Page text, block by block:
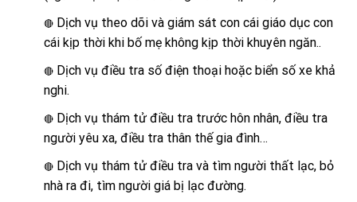
🔴 Dịch vụ theo dõi và giám sát con cái giáo dục con
cái kịp thời khi bố mẹ không kịp thời khuyên ngăn..
🔴 Dịch vụ điều tra số điện thoại hoặc biển số xe khả
nghi.
🔴 Dịch vụ thám tử điều tra trước hôn nhân, điều tra
người yêu xa, điều tra thân thế gia đình…
🔴 Dịch vụ thám tử điều tra và tìm người thất lạc, bỏ
nhà ra đi, tìm người giá bị lạc đường.